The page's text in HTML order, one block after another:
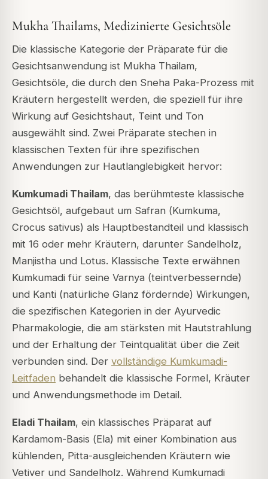
Mukha Thailams, Medizinierte Gesichtsöle
Die klassische Kategorie der Präparate für die
Gesichtsanwendung ist Mukha Thailam,
Gesichtsöle, die durch den Sneha Paka-Prozess mit
Kräutern hergestellt werden, die speziell für ihre
Wirkung auf Gesichtshaut, Teint und Ton
ausgewählt sind. Zwei Präparate stechen in
klassischen Texten für ihre spezifischen
Anwendungen zur Hautlanglebigkeit hervor:
Kumkumadi Thailam, das berühmteste klassische
Gesichtsöl, aufgebaut um Safran (Kumkuma,
Crocus sativus) als Hauptbestandteil und klassisch
mit 16 oder mehr Kräutern, darunter Sandelholz,
Manjistha und Lotus. Klassische Texte erwähnen
Kumkumadi für seine Varnya (teintverbessernde)
und Kanti (natürliche Glanz fördernde) Wirkungen,
die spezifischen Kategorien in der Ayurvedic
Pharmakologie, die am stärksten mit Hautstrahlung
und der Erhaltung der Teintqualität über die Zeit
verbunden sind. Der vollständige Kumkumadi-
Leitfaden behandelt die klassische Formel, Kräuter
und Anwendungsmethode im Detail.
Eladi Thailam, ein klassisches Präparat auf
Kardamom-Basis (Ela) mit einer Kombination aus
kühlenden, Pitta-ausgleichenden Kräutern wie
Vetiver und Sandelholz. Während Kumkumadi